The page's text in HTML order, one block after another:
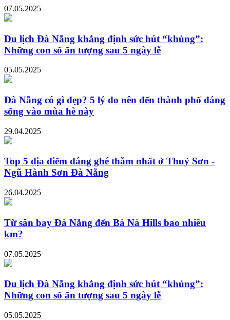
07.05.2025
Du lịch Đà Nẵng khẳng định sức hút “khủng”:
Những con số ấn tượng sau 5 ngày lễ
05.05.2025
Đà Nẵng có gì đẹp? 5 lý do nên đến thành phố đáng
sống vào mùa hè này
29.04.2025
Top 5 địa điểm đáng ghé thăm nhất ở Thuỷ Sơn -
Ngũ Hành Sơn Đà Nẵng
26.04.2025
Từ sân bay Đà Nẵng đến Bà Nà Hills bao nhiêu
km?
07.05.2025
Du lịch Đà Nẵng khẳng định sức hút “khủng”:
Những con số ấn tượng sau 5 ngày lễ
05.05.2025